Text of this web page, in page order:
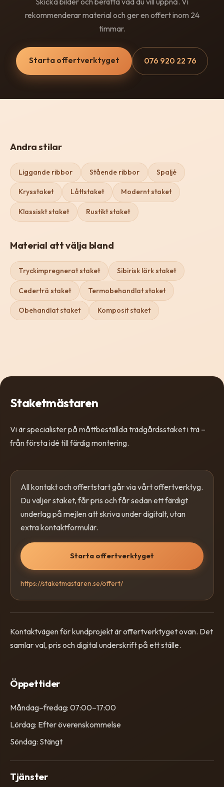
rekommenderar material och ger en offert inom 24
timmar.
Starta offertverktyget 076 920 22 76
Andra stilar
Liggande ribbor Stående ribbor Spaljé
Krysstaket Låttstaket Modernt staket
Klassiskt staket Rustikt staket
Material att välja bland
Tryckimpregnerat staket Sibirisk lärk staket
Cederträ staket Termobehandlat staket
Obehandlat staket Komposit staket
Staketmästaren
Vi är specialister på måttbeställda trädgårdsstaket i trä –
från första idé till färdig montering.
All kontakt och offertstart går via vårt offertverktyg.
Du väljer staket, får pris och får sedan ett färdigt
underlag på mejlen att skriva under digitalt, utan
extra kontaktformulär.
Starta offertverktyget
https://staketmastaren.se/offert/
Kontaktvägen för kundprojekt är offertverktyget ovan. Det
samlar val, pris och digital underskrift på ett ställe.
Öppettider
Måndag–fredag: 07:00–17:00
Lördag: Efter överenskommelse
Söndag: Stängt
Tjänster